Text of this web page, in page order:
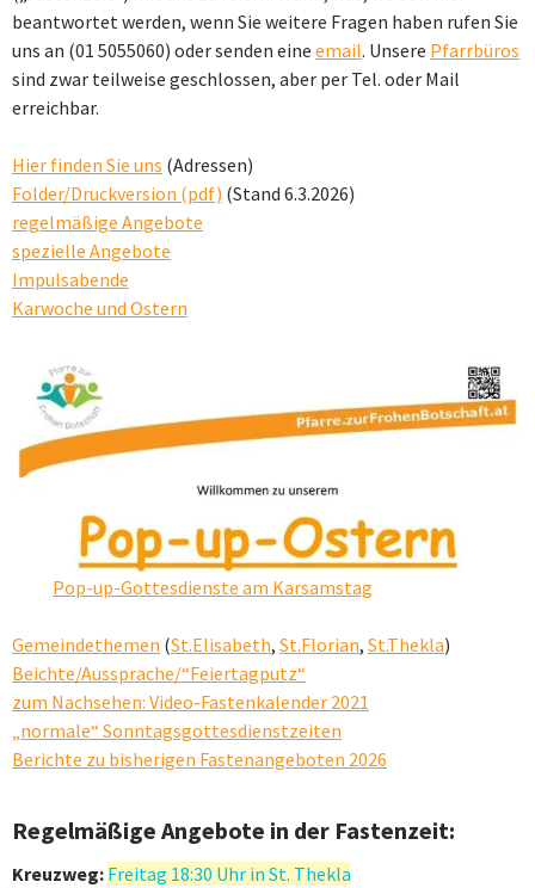
beantwortet werden, wenn Sie weitere Fragen haben rufen Sie
uns an (01 5055060) oder senden eine email. Unsere Pfarrbüros
sind zwar teilweise geschlossen, aber per Tel. oder Mail
erreichbar.
Hier finden Sie uns (Adressen)
Folder/Druckversion (pdf) (Stand 6.3.2026)
regelmäßige Angebote
spezielle Angebote
Impulsabende
Karwoche und Ostern
Pop-up-Gottesdienste am Karsamstag
Gemeindethemen (St.Elisabeth, St.Florian, St.Thekla)
Beichte/Aussprache/“Feiertagputz“
zum Nachsehen: Video-Fastenkalender 2021
„normale“ Sonntagsgottesdienstzeiten
Berichte zu bisherigen Fastenangeboten 2026
Regelmäßige Angebote in der Fastenzeit:
Kreuzweg: Freitag 18:30 Uhr in St. Thekla